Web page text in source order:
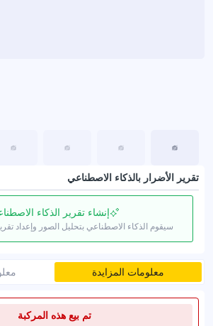
تقرير الأضرار بالذكاء الاصطناعي
إنشاء تقرير الذكاء
سيقوم الذكاء الاصطناعي بتحليل الصور وإعداد
معلومات المزايدة
تم بيع هذه المركبة